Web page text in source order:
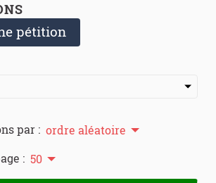
pétition
par : ordre aléatoire
: 50